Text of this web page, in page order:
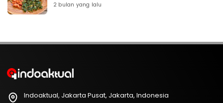
2 bulan yang lalu
Indoaktual, Jakarta Pusat, Jakarta, Indonesia